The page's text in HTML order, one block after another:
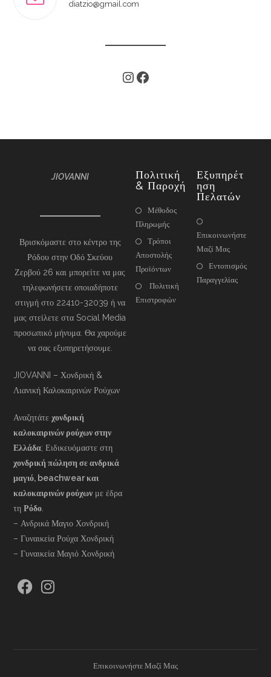
diatzio@gmail.com
JIOVANNI
Βρισκόμαστε στο κέντρο της
Ρόδου στην Οδό Σκεύου
Ζερβού 26 και μπορείτε να μας
τηλεφωνήσετε οποιαδήποτε
στιγμή στο 22410-32039 ή να
μας στείλετε στα Social Media
προσωπικό μήνυμα. Θα χαρούμε
να σας εξυπηρετήσουμε.
JIOVANNI – Χονδρική &
Λιανική Καλοκαιρινών Ρούχων
Αναζητάτεχονδρική
καλοκαιρινών ρούχων στην
Ελλάδα; Ειδικευόμαστε στη
χονδρική πώληση σε ανδρικά
μαγιό, beachwear και
καλοκαιρινών ρούχων με έδρα
τηΡόδο
– Ανδρικά Μαγιο Χονδρική
– Γυναικεία Ρούχα Χονδρική
– Γυναικεία Μαγιό Χονδρική
Πολιτική
& Παροχή
Μέθοδος
Πληρωμής
Τρόποι
Αποστολής
Προϊόντων
Πολιτική
Επιστροφών
Εξυπηρέτ
Ηση
Πελατών
Επικοινωνήστε
Μαζί Μας
Εντοπισμός
Παραγγελίας
Επικοινωνήστε Μαζί Μας